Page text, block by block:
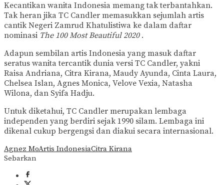
Citra
Kirana
(Foto:
Instagram-
Kecantikan wanita Indonesia memang tak terbantahkan.
Tak heran jika TC Candler memasukkan sejumlah artis
cantik Negeri Zamrud Khatulistiwa ke dalam daftar
nominasi The 100 Most Beautiful 2020 .
Adapun sembilan artis Indonesia yang masuk daftar
seratus wanita tercantik dunia versi TC Candler, yakni
Raisa Andriana, Citra Kirana, Maudy Ayunda, Cinta Laura,
Chelsea Islan, Agnes Monica, Velove Vexia, Natasha
Wilona, dan Syifa Hadju.
Untuk diketahui, TC Candler merupakan lembaga
independen yang berdiri sejak 1990 silam. Lembaga ini
dikenal cukup bergengsi dan diakui secara internasional.
Agnez MoArtis IndonesiaCitra Kirana
Sebarkan